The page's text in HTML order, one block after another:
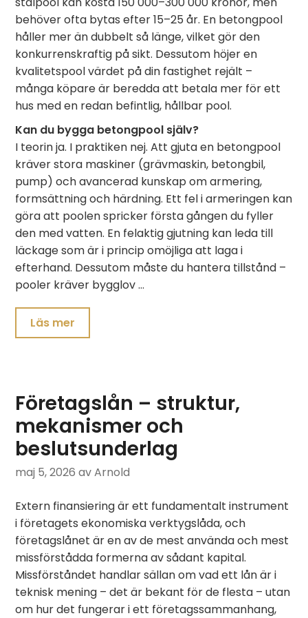
behöver ofta bytas efter 15–25 år. En betongpool
håller mer än dubbelt så länge, vilket gör den
konkurrenskraftig på sikt. Dessutom höjer en
kvalitetspool värdet på din fastighet rejält –
många köpare är beredda att betala mer för ett
hus med en redan befintlig, hållbar pool.
Kan du bygga betongpool själv?
I teorin ja. I praktiken nej. Att gjuta en betongpool
kräver stora maskiner (grävmaskin, betongbil,
pump) och avancerad kunskap om armering,
formsättning och härdning. Ett fel i armeringen kan
göra att poolen spricker första gången du fyller
den med vatten. En felaktig gjutning kan leda till
läckage som är i princip omöjliga att laga i
efterhand. Dessutom måste du hantera tillstånd –
pooler kräver bygglov …
Läs mer
Företagslån – struktur,
mekanismer och
beslutsunderlag
maj 5, 2026 av Arnold
Extern finansiering är ett fundamentalt instrument
i företagets ekonomiska verktygslåda, och
företagslånet är en av de mest använda och mest
missförstådda formerna av sådant kapital.
Missförståndet handlar sällan om vad ett lån är i
teknisk mening – det är bekant för de flesta – utan
om hur det fungerar i ett företagssammanhang,